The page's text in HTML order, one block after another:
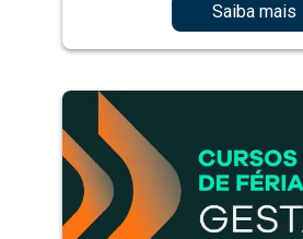
Saiba mais